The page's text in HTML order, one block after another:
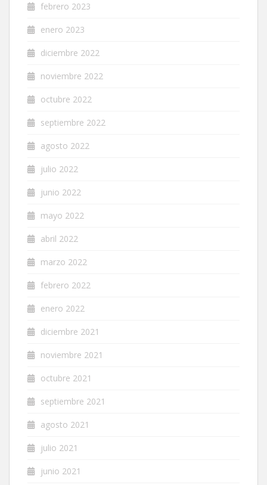
febrero 2023
enero 2023
diciembre 2022
noviembre 2022
octubre 2022
septiembre 2022
agosto 2022
julio 2022
junio 2022
mayo 2022
abril 2022
marzo 2022
febrero 2022
enero 2022
diciembre 2021
noviembre 2021
octubre 2021
septiembre 2021
agosto 2021
julio 2021
junio 2021